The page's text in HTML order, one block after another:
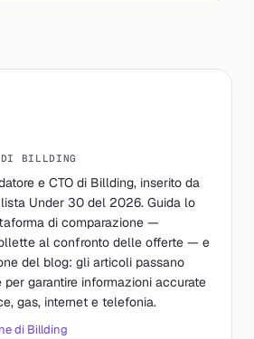
DI BILLDING
e CTO di Billding, inserito da
Under 30 del 2026. Guida lo
di comparazione —
al confronto delle offerte — e
del blog: gli articoli passano
garantire informazioni accurate
gas, internet e telefonia.
di Billding